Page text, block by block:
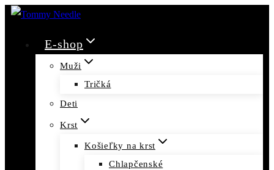
Skip
content
E-shop
Muži
Tričká
Deti
Krst
Košieľky na krst
Chlapčenské